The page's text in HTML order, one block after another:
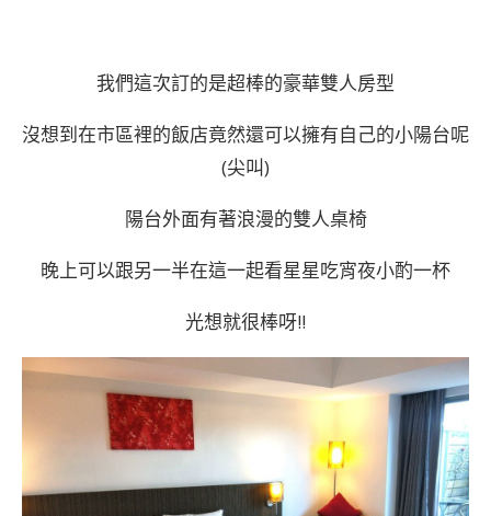
我們這次訂的是超棒的豪華雙人房型
沒想到在市區裡的飯店竟然還可以擁有自己的小陽台呢
(尖叫)
陽台外面有著浪漫的雙人桌椅
晚上可以跟另一半在這一起看星星吃宵夜小酌一杯
光想就很棒呀!!